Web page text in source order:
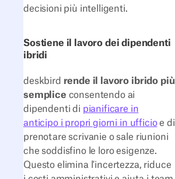
decisioni più intelligenti.
Sostiene il lavoro dei dipendenti
ibridi
deskbird rende il lavoro ibrido più
semplice consentendo ai
dipendenti di pianificare in
anticipo i propri giorni in ufficioe di
prenotare scrivanie o sale riunioni
che soddisfino le loro esigenze.
Questo elimina l'incertezza, riduce